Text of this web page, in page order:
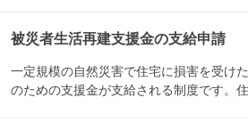
被災者生活再建支援金の支給申請
一定規模の自然災害で住宅に損害を受け
のための支援金が支給される制度です。